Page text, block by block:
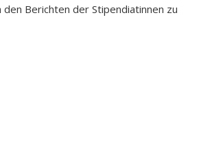
Berichten der Stipendiatinnen zu